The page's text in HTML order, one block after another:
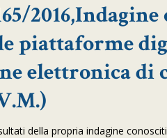
piattaforme
elettronica di
della propria indagine